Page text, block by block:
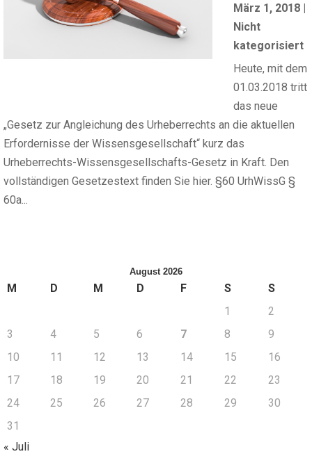
März 1, 2018 |
Nicht
kategorisiert
Heute, mit dem
01.03.2018 tritt
das neue
„Gesetz zur Angleichung des Urheberrechts an die aktuellen
Erfordernisse der Wissensgesellschaft“ kurz das
Urheberrechts-Wissensgesellschafts-Gesetz in Kraft. Den
vollständigen Gesetzestext finden Sie hier. §60 UrhWissG §
60a...
August 2026
M D M D F S
S
1
2
3
4 5 6 7 8
9
10
11 12 13 14 15
16
17
18 19 20 21 22
23
24
25 26 27 28 29
30
31
« Juli